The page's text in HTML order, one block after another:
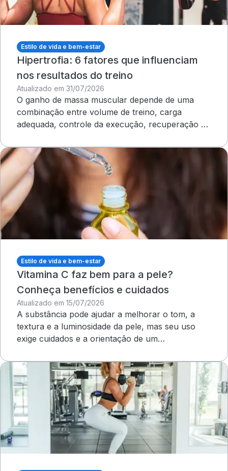
Estilo de vida e bem-estar
Hipertrofia: 6 fatores que influenciam
nos resultados do treino
Atualizado em 31/07/2026
O ganho de massa muscular depende de uma
combinação entre volume de treino, carga
adequada, controle da execução, recuperação e
Estilo de vida e bem-estar
Vitamina C faz bem para a pele?
Conheça benefícios e cuidados
Atualizado em 15/07/2026
A substância pode ajudar a melhorar o tom, a
textura e a luminosidade da pele, mas seu uso
exige cuidados e a orientação de um